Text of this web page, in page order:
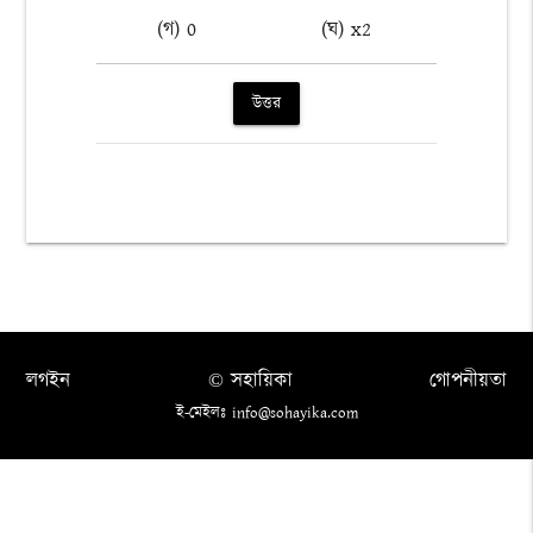
(গ) 0 (ঘ) x2
উত্তর
লগইন গোপনীয়তা
© সহায়িকা
ই-মেইলঃ info@sohayika.com